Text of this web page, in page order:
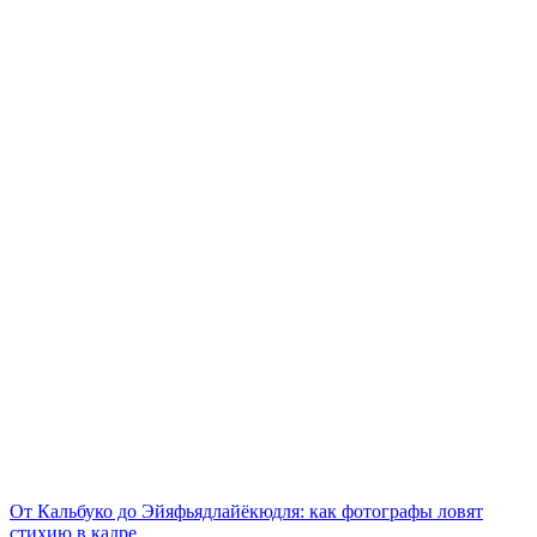
От Кальбуко до Эйяфьядлайёкюдля: как фотографы ловят
стихию в кадре